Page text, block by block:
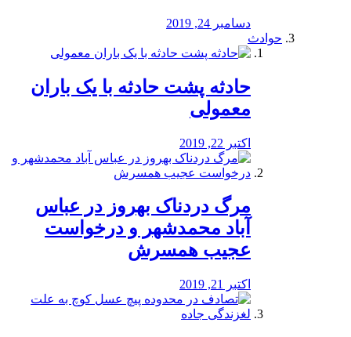
دسامبر 24, 2019
حوادث
️حادثه پشت حادثه با یک باران
معمولی
اکتبر 22, 2019
مرگ دردناک بهروز در عباس
آباد محمدشهر و درخواست
عجیب همسرش
اکتبر 21, 2019